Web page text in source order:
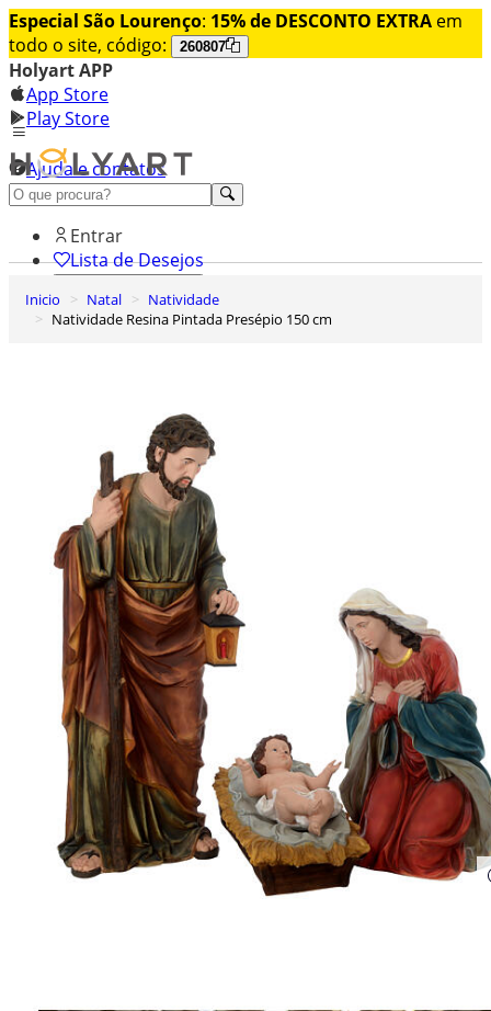
Especial São Lourenço: 15% de DESCONTO EXTRA em
todo o site, código:
260807
Holyart APP
App Store
Play Store
Ajuda e contatos
Conheça premium
Entrar
Lista de Desejos
Carrinho de Compras
Inicio Natal
Natividade
Natividade Resina Pintada Presépio 150 cm